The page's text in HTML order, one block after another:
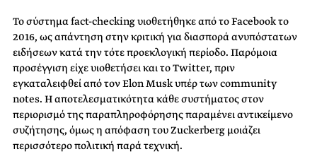
Το σύστημα fact-checking υιοθετήθηκε από το Facebook το
2016, ως απάντηση στην κριτική για διασπορά ανυπόστατων
ειδήσεων κατά την τότε προεκλογική περίοδο. Παρόμοια
προσέγγιση είχε υιοθετήσει και το Twitter, πριν
εγκαταλειφθεί από τον Elon Musk υπέρ των community
notes. Η αποτελεσματικότητα κάθε συστήματος στον
περιορισμό της παραπληροφόρησης παραμένει αντικείμενο
συζήτησης, όμως η απόφαση του Zuckerberg μοιάζει
περισσότερο πολιτική παρά τεχνική.